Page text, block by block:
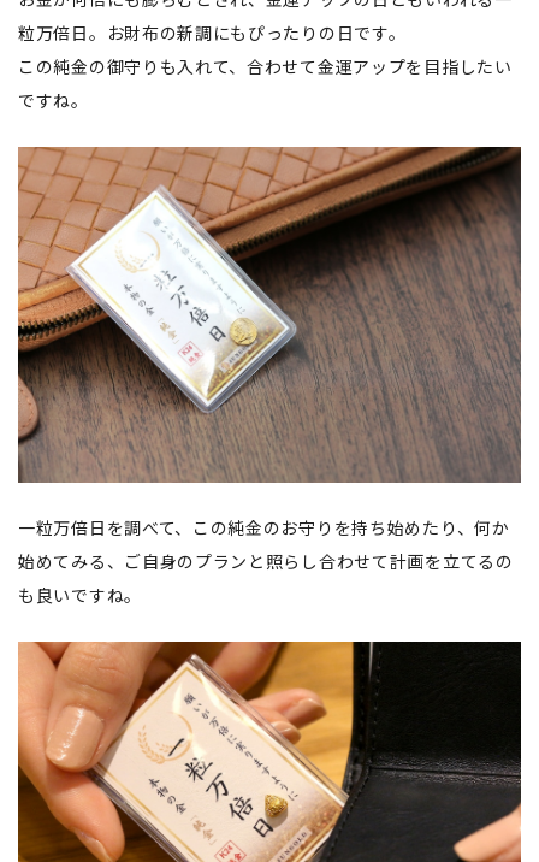
粒万倍日。お財布の新調にもぴったりの日です。
この純金の御守りも入れて、合わせて金運アップを目指したい
ですね。
一粒万倍日を調べて、この純金のお守りを持ち始めたり、何か
始めてみる、ご自身のプランと照らし合わせて計画を立てるの
も良いですね。